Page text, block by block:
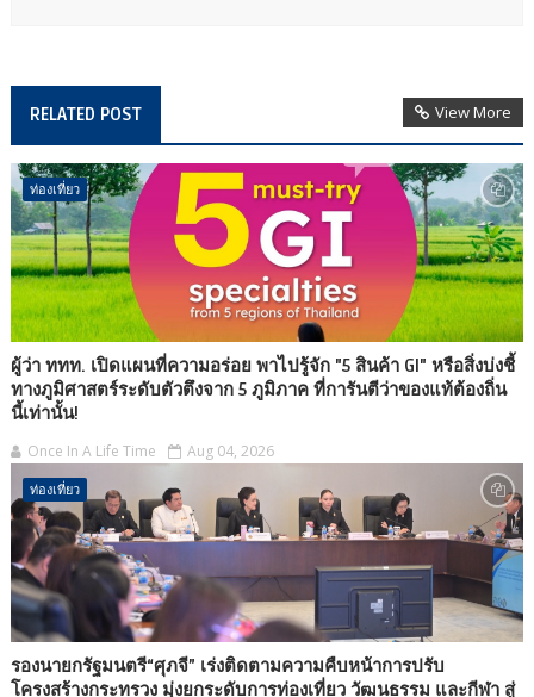
RELATED POST View More
ท่องเที่ยว
ผู้ว่า ททท. เปิดแผนที่ความอร่อย พาไปรู้จัก "5 สินค้า GI" หรือสิ่งบ่งชี้
ทางภูมิศาสตร์ระดับตัวตึงจาก 5 ภูมิภาค ที่การันตีว่าของแท้ต้องถิ่น
นี้เท่านั้น!
Once In A Life Time Aug 04, 2026
ท่องเที่ยว
รองนายกรัฐมนตรี“ศุภจี” เร่งติดตามความคืบหน้าการปรับ
โครงสร้างกระทรวง มุ่งยกระดับการท่องเที่ยว วัฒนธรรม และกีฬา สู่